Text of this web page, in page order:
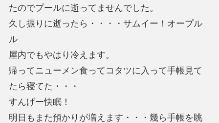
たのでプールに逝ってませんでした。
久し振りに逝ったら・・・・サムイー！オープル
ル
屋内でもやはり冷えます。
帰ってニューメン食ってコタツに入って手帳見て
たら寝てた・・・
すんげー快眠！
明日もまた預かりが増えます・・・幾ら手帳を眺